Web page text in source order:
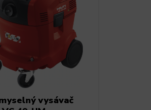
vysávač